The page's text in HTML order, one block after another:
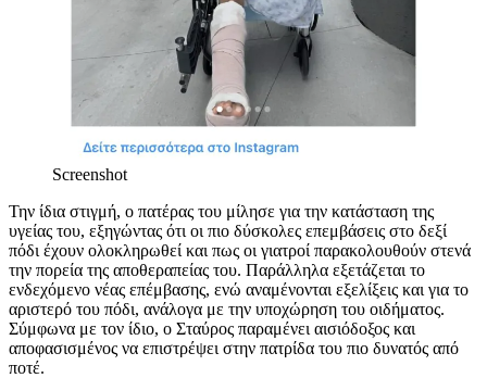
Screenshot
Την ίδια στιγμή, ο πατέρας του μίλησε για την κατάσταση της
υγείας του, εξηγώντας ότι οι πιο δύσκολες επεμβάσεις στο δεξί
πόδι έχουν ολοκληρωθεί και πως οι γιατροί παρακολουθούν στενά
την πορεία της αποθεραπείας του. Παράλληλα εξετάζεται το
ενδεχόμενο νέας επέμβασης, ενώ αναμένονται εξελίξεις και για το
αριστερό του πόδι, ανάλογα με την υποχώρηση του οιδήματος.
Σύμφωνα με τον ίδιο, ο Σταύρος παραμένει αισιόδοξος και
αποφασισμένος να επιστρέψει στην πατρίδα του πιο δυνατός από
ποτέ.